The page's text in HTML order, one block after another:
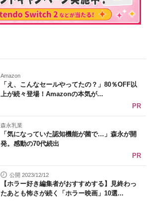
Amazon
「え、こんなセールやってたの？」80％OFF以
上が続々登場！Amazonの本気が...
PR
森永乳業
「気になっていた認知機能が菌で…」森永が開
発。感動の70代続出
PR
公開 2023/12/12
【ホラー好き編集者がおすすめする】見終わっ
たあとも怖さが続く「ホラー映画」10選...